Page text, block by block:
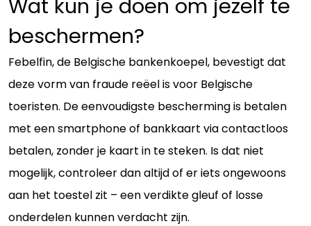
Wat kun je doen om jezelf te
beschermen?
Febelfin, de Belgische bankenkoepel, bevestigt dat
deze vorm van fraude reëel is voor Belgische
toeristen. De eenvoudigste bescherming is betalen
met een smartphone of bankkaart via contactloos
betalen, zonder je kaart in te steken. Is dat niet
mogelijk, controleer dan altijd of er iets ongewoons
aan het toestel zit – een verdikte gleuf of losse
onderdelen kunnen verdacht zijn.